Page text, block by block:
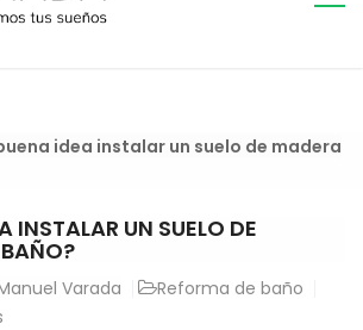
idea instalar un suelo de madera
INSTALAR UN SUELO DE
Varada
Reforma de baño